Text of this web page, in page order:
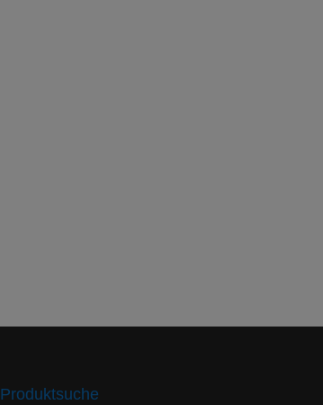
Produktsuche